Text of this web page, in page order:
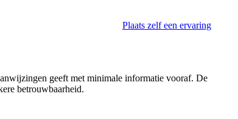
Plaats zelf een ervaring
geeft met minimale informatie vooraf. De
betrouwbaarheid.